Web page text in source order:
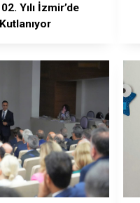
Yılı İzmir’de